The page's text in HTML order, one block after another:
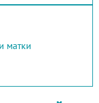
матки